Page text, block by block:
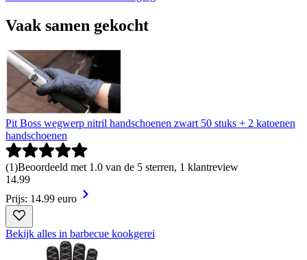
Vaak samen gekocht
Pit Boss wegwerp nitril handschoenen zwart 50 stuks + 2 katoenen
handschoenen
(1)Beoordeeld met 1.0 van de 5 sterren, 1 klantreview
14.99
Prijs: 14.99 euro
Bekijk alles in barbecue kookgerei